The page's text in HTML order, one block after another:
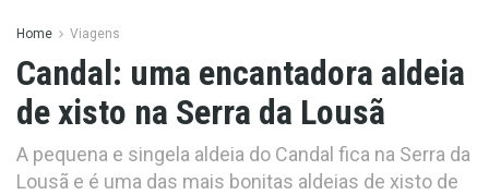
Home Viagens
Candal: uma encantadora aldeia
de xisto na Serra da Lousã
A pequena e singela aldeia do Candal fica na Serra da
Lousã e é uma das mais bonitas aldeias de xisto de